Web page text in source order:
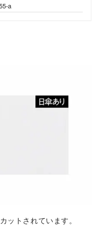
a
ットされています。